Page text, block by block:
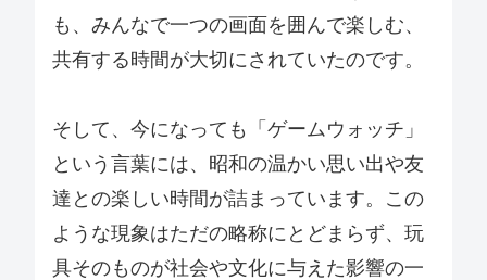
も、みんなで一つの画面を囲んで楽しむ、
共有する時間が大切にされていたのです。
そして、今になっても「ゲームウォッチ」
という言葉には、昭和の温かい思い出や友
達との楽しい時間が詰まっています。この
ような現象はただの略称にとどまらず、玩
具そのものが社会や文化に与えた影響の一